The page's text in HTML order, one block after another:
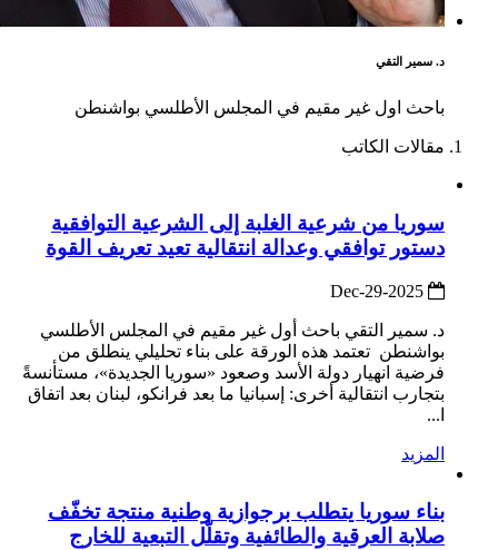
د. سمير التقي
باحث اول غير مقيم في المجلس الأطلسي بواشنطن
مقالات الكاتب
سوريا من شرعية الغلبة إلى الشرعية التوافقية
دستور توافقي وعدالة انتقالية تعيد تعريف القوة
د. سمير التقي باحث أول غير مقيم في المجلس الأطلسي
بواشنطن تعتمد هذه الورقة على بناء تحليلي ينطلق من
فرضية انهيار دولة الأسد وصعود «سوريا الجديدة»، مستأنسةً
بتجارب انتقالية أخرى: إسبانيا ما بعد فرانكو، لبنان بعد اتفاق
ا...
المزيد
بناء سوريا يتطلب برجوازية وطنية منتجة تخفّف
صلابة العرقية والطائفية وتقلّل التبعية للخارج